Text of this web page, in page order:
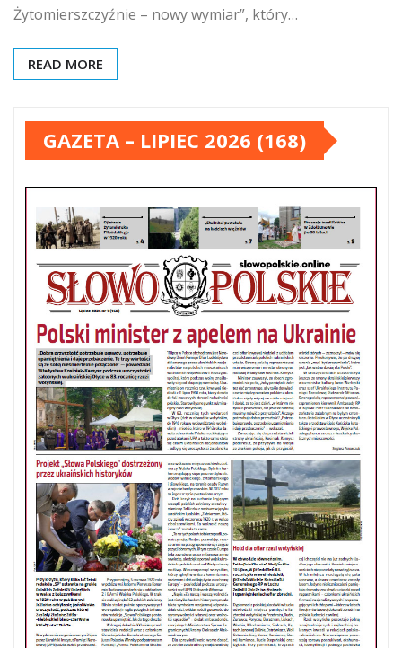
Żytomierszczyźnie – nowy wymiar”, który…
READ MORE
GAZETA – LIPIEC 2026 (168)